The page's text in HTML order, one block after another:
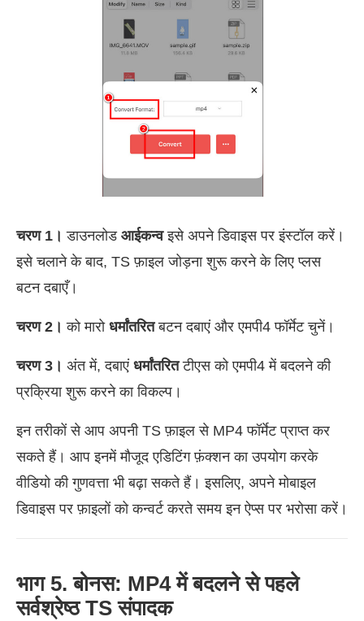
चरण 1। डाउनलोड आईकन्वइसे अपने डिवाइस पर इंस्टॉल करें।
इसे चलाने के बाद, TS फ़ाइल जोड़ना शुरू करने के लिए प्लस
बटन दबाएँ।
चरण 2। को मारो धर्मांतरितबटन दबाएं और एमपी4 फॉर्मेट चुनें।
चरण 3। अंत में, दबाएं धर्मांतरितटीएस को एमपी4 में बदलने की
प्रक्रिया शुरू करने का विकल्प।
इन तरीकों से आप अपनी TS फ़ाइल से MP4 फॉर्मेट प्राप्त कर
सकते हैं। आप इनमें मौजूद एडिटिंग फ़ंक्शन का उपयोग करके
वीडियो की गुणवत्ता भी बढ़ा सकते हैं। इसलिए, अपने मोबाइल
डिवाइस पर फ़ाइलों को कन्वर्ट करते समय इन ऐप्स पर भरोसा करें।
भाग 5. बोनस: MP4 में बदलने से पहले
सर्वश्रेष्ठ TS संपादक